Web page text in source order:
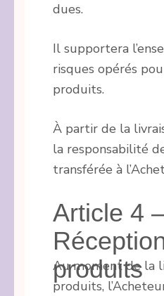
dues.
Il supportera
risques opérés
produits.
À partir de la
la responsabilité
transférée à
Article 4
produits
Au moment de la
produits,